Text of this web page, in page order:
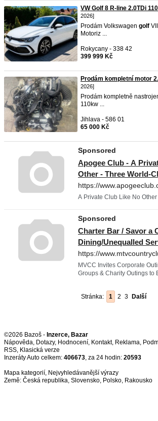
VW Golf 8 R-line 2.0TDi
2026]
Prodám Volkswagen golf
Motoriz ...
Rokycany - 338 42
399 999 Kč
Prodám kompletní motor
2026]
Prodám kompletně
110kw ...
Jihlava - 586 01
65 000 Kč
Stránka: 1 2 3 Další
©2026 Bazoš - Inzerce, Bazar
Nápověda, Dotazy, Hodnocení, Kontakt, Reklama,
RSS,
Inzeráty Auto celkem: 406673, za 24 hodin: 20593
Mapa kategorií, Nejvyhledávanější výrazy
Země: Česká republika, Slovensko, Polsko, Rakousko